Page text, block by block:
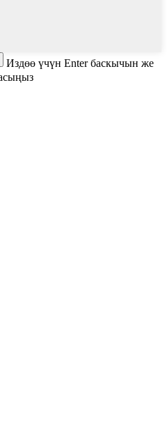
Издөө үчүн Enter баскычын же